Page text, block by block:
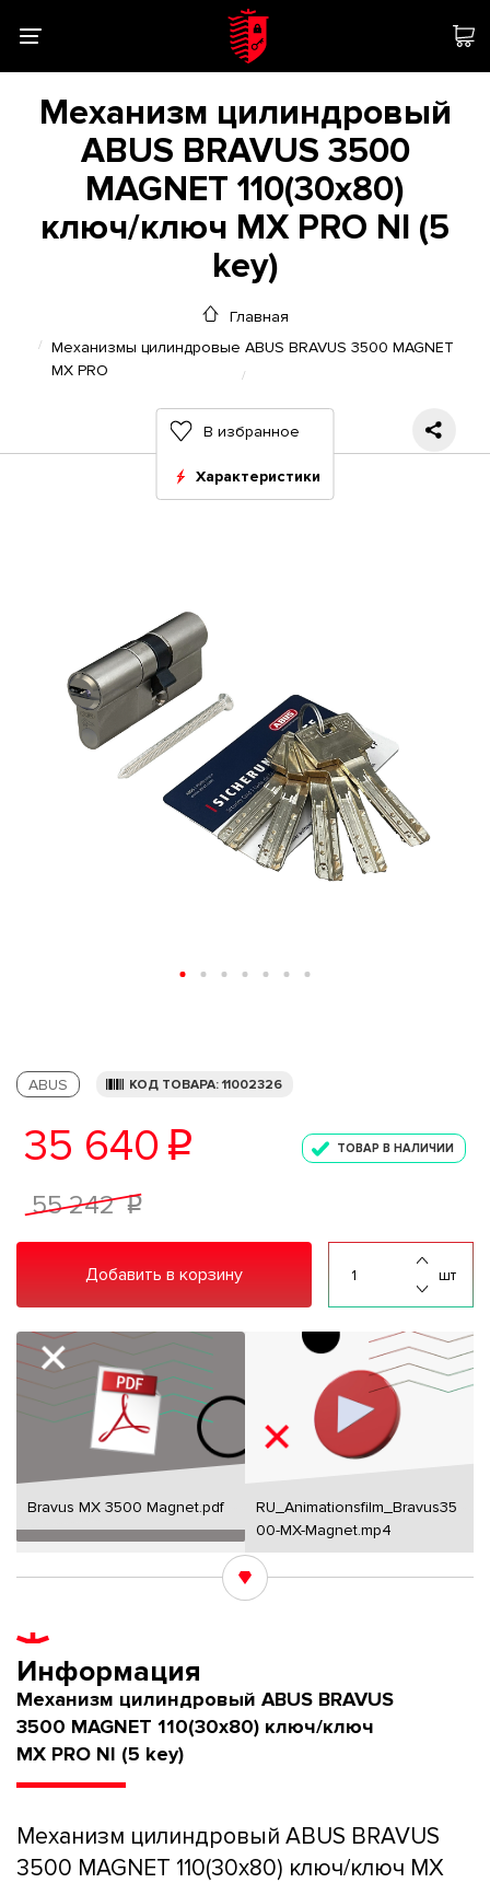
Механизм цилиндровый
ABUS BRAVUS 3500
MAGNET 110(30x80)
ключ/ключ MX PRO NI (5
key)
Главная
Механизмы цилиндровые ABUS BRAVUS 3500 MAGNET
MX PRO
В избранное
Характеристики
ABUS КОД ТОВАРА: 11002326
35 640 p ТОВАР В НАЛИЧИИ
55 242 p
Добавить в корзину шт
Bravus MX 3500 Magnet.pdf
RU_Animationsfilm_Bravus35
00-MX-Magnet.mp4
Информация
Механизм цилиндровый ABUS BRAVUS
3500 MAGNET 110(30x80) ключ/ключ
MX PRO NI (5 key)
Механизм цилиндровый ABUS BRAVUS
3500 MAGNET 110(30x80) ключ/ключ MX